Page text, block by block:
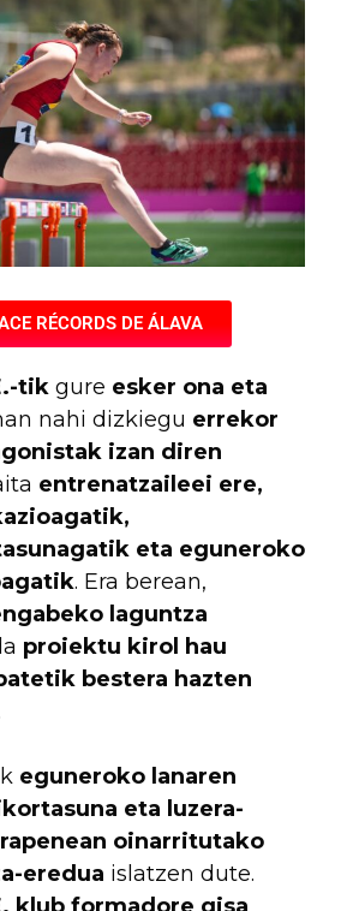
RÉCORDS DE ÁLAVA
tik gure esker ona eta
nahi dizkiegu errekor
izan diren
entrenatzaileei ere,
eta eguneroko
. Era berean,
laguntza
proiektu kirol hau
bestera hazten
eguneroko lanaren
eta luzera-
oinarritutako
eredua islatzen dute.